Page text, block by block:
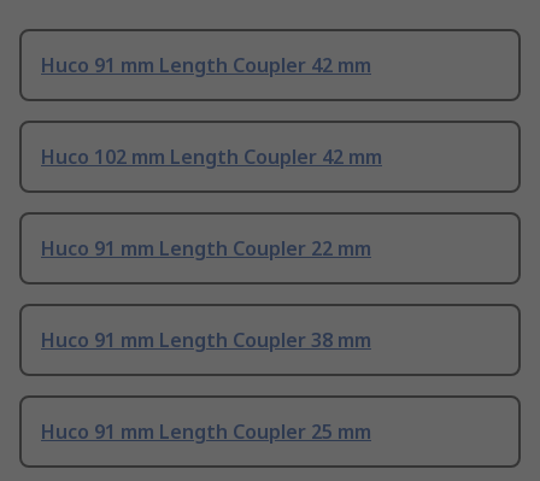
Huco 91 mm Length Coupler 42 mm
Huco 102 mm Length Coupler 42 mm
Huco 91 mm Length Coupler 22 mm
Huco 91 mm Length Coupler 38 mm
Huco 91 mm Length Coupler 25 mm